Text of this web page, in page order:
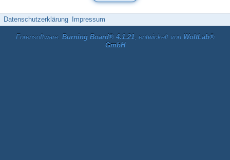
Datenschutzerklärung Impressum
Forensoftware: Burning Board® 4.1.21, entwickelt von WoltLab®
GmbH